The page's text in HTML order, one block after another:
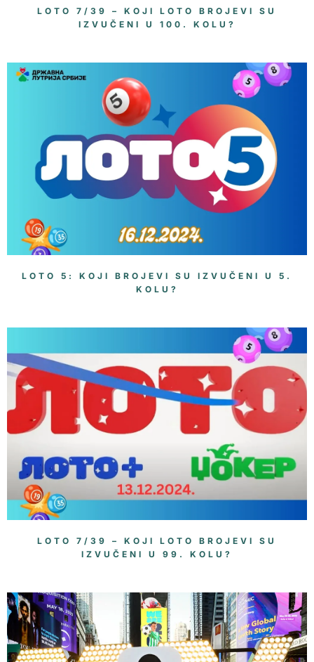
LOTO 7/39 – KOJI LOTO BROJEVI SU
IZVUČENI U 100. KOLU?
LOTO 5: KOJI BROJEVI SU IZVUČENI U 5.
KOLU?
LOTO 7/39 – KOJI LOTO BROJEVI SU
IZVUČENI U 99. KOLU?